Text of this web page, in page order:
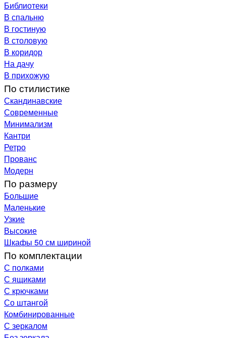
Библиотеки
В спальню
В гостиную
В столовую
В коридор
На дачу
В прихожую
По стилистике
Скандинавские
Современные
Минимализм
Кантри
Ретро
Прованс
Модерн
По размеру
Большие
Маленькие
Узкие
Высокие
Шкафы 50 см шириной
По комплектации
С полками
С ящиками
С крючками
Со штангой
Комбинированные
С зеркалом